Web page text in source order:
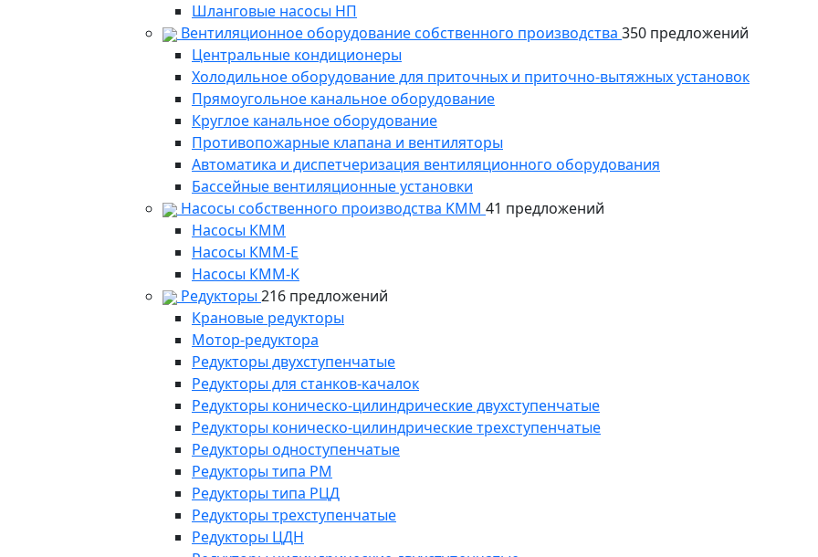
Шланговые насосы НП
Вентиляционное оборудование собственного производства 350 предложений
Центральные кондиционеры
Холодильное оборудование для приточных и приточно-вытяжных установок
Прямоугольное канальное оборудование
Круглое канальное оборудование
Противопожарные клапана и вентиляторы
Автоматика и диспетчеризация вентиляционного оборудования
Бассейные вентиляционные установки
Насосы собственного производства KMM 41 предложений
Насосы КММ
Насосы КММ-Е
Насосы КММ-К
Редукторы 216 предложений
Крановые редукторы
Мотор-редуктора
Редукторы двухступенчатые
Редукторы для станков-качалок
Редукторы коническо-цилиндрические двухступенчатые
Редукторы коническо-цилиндрические трехступенчатые
Редукторы одноступенчатые
Редукторы типа РМ
Редукторы типа РЦД
Редукторы трехступенчатые
Редукторы ЦДН